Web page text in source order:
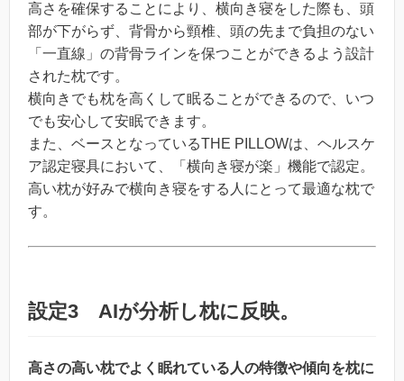
高さを確保することにより、横向き寝をした際も、頭
部が下がらず、背骨から頸椎、頭の先まで負担のない
「一直線」の背骨ラインを保つことができるよう設計
された枕です。
横向きでも枕を高くして眠ることができるので、いつ
でも安心して安眠できます。
また、ベースとなっているTHE PILLOWは、ヘルスケ
ア認定寝具において、「横向き寝が楽」機能で認定。
高い枕が好みで横向き寝をする人にとって最適な枕で
す。
設定3 AIが分析し枕に反映。
高さの高い枕でよく眠れている人の特徴や傾向を枕に